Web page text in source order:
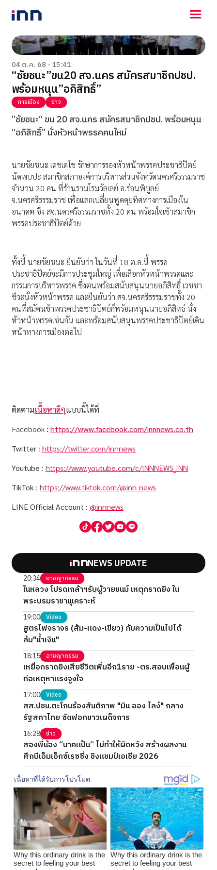
NEWS
ENTERTAINMENT
LIFESTYLE
HOROSCOPE
LOTTERY
VIDEO
ร่วมด้วยช่วยกัน
04 ต.ค. 68 - 15:41
“ชัยชนะ”ขน20 สจ.นคร สมัครสมาชิกปชป.
พร้อมหนุน”อภิสิทธิ์”
การเมือง ข่าว
”ชัยชนะ“ ขน 20 สจ.นคร สมัครสมาชิกปชป. พร้อมหนุน
“อภิสิทธิ์” นั่งหัวหน้าพรรคคนใหม่
นายชัยชนะ เดชเดโช รักษาการรองหัวหน้าพรรคประชาธิปัตย์
นัดพบปะ สมาชิกสภาองค์การบริหารส่วนจังหวัดนครศรีธรรมราช
จำนวน 20 คน ที่ร้านรามโรมวัลเลย์ อ.ร่อนพิบูลย์
จ.นครศรีธรรมราช เพื่อแลกเปลี่ยนพูดคุยทิศทางการเมืองใน
อนาคต ซึ่ง สจ.นครศรีธรรมราชทั้ง 20 คน พร้อมใจเข้าสมาชิก
พรรคประชาธิปัตย์ด้วย
ทั้งนี้ นายชัยชนะ ยืนยันว่า ในวันที่ 18 ต.ค.นี้ พรรค
ประชาธิปัตย์จะมีการประชุมใหญ่ เพื่อเลือกหัวหน้าพรรคและ
กรรมการบริหารพรรค ซึ่งตนพร้อมสนับสนุนนายอภิสิทธิ์ เวชชา
ชีวะนั่งหัวหน้าพรรค และยืนยันว่า สจ.นครศรีธรรมราชทั้ง 20
คนที่สมัครเข้าพรรคประชาธิปัตย์ก็พร้อมหนุนนายอภิสิทธ์ นั่ง
หัวหน้าพรรคเช่นกัน และพร้อมสนับสนุนพรรคประชาธิปัตย์เดิน
หน้าทางการเมืองต่อไป
ติดตามเนื้อหาดีๆแบบนี้ได้ที่
Facebook : https://www.facebook.com/innnews.co.th
Twitter : https://twitter.com/innnews
Youtube : https://www.youtube.com/c/INNNEWS_INN
TikTok : https://www.tiktok.com/@inn_news
LINE Official Account : @innnews
NEWS UPDATE
20:34 อาชญากรรม
ในหลวง โปรดเกล้าฯรับผู้วายชนม์ เหตุกราดยิง ใน
พระบรมราชานุเคราะห์
19:00 Video
สูตรไฟจราจร (ส้ม-แดง-เขียว) กับความเป็นไปได้
ล้ม"น้ำเงิน"
18:15 อาชญากรรม
เหยื่อกราดยิงเสียชีวิตเพิ่มอีก1ราย -ตร.สอบเพื่อนผู้
ก่อเหตุหาแรงจูงใจ
17:00 Video
สส.ปชน.ตะโกนร้องสันติภาพ "มิน ออง ไลง์" กลาง
รัฐสภาไทย ซัดฟอกขาวเผด็จการ
16:28 ข่าว
สองพี่น้อง “นาคแป้น” ไม่ทำให้ผิดหวัง สร้างผลงาน
ศึกบีเอ็มเอ็กซ์เรซซิ่ง ชิงแชมป์เอเชีย 2026